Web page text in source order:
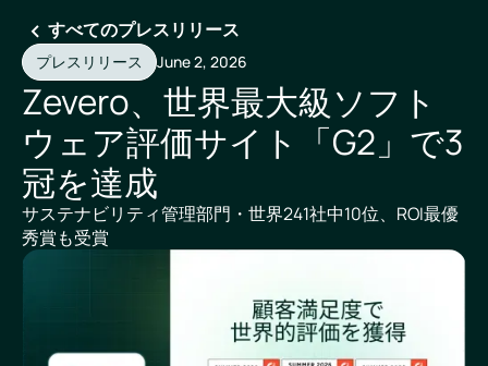
すべてのプレスリリース
プレスリリース June 2, 2026
Zevero、世界最大級ソフト
ウェア評価サイト「G2」で3
冠を達成
サステナビリティ管理部門・世界241社中10位、ROI最優
秀賞も受賞